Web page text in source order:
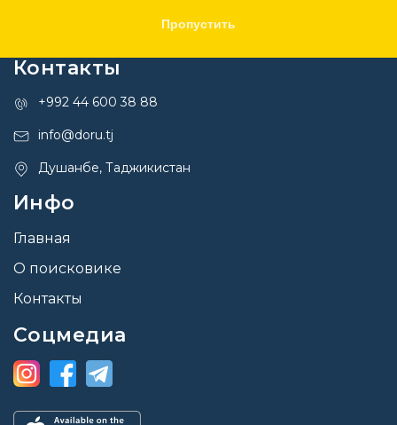
Пропустить
Контакты
+992 44 600 38 88
info@doru.tj
Душанбе, Таджикистан
Инфо
Главная
О поисковике
Контакты
Соцмедиа